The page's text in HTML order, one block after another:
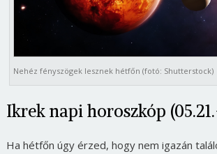
Nehéz fényszögek lesznek hétfőn (fotó: Shutterstock)
Ikrek napi horoszkóp
Ha hétfőn úgy érzed, hogy nem igazán